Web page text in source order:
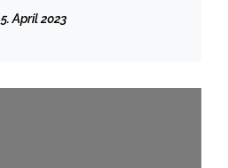
5. April 2023